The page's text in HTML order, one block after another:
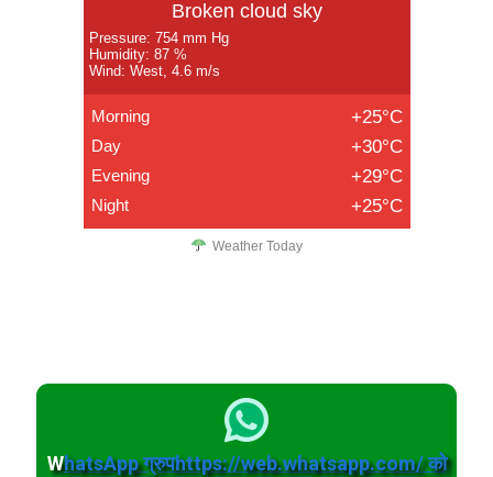
Broken cloud sky
Pressure: 754 mm Hg
Humidity: 87 %
Wind: West, 4.6 m/s
Morning +25°C
Day +30°C
Evening +29°C
Night +25°C
Weather Today
WhatsApp ग्रुपhttps://web.whatsapp.com/ को